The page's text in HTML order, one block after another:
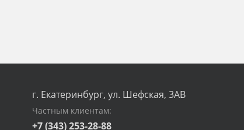
г. Екатеринбург, ул. Шефская, 3АВ
Частным клиентам:
+7 (343) 253-28-88